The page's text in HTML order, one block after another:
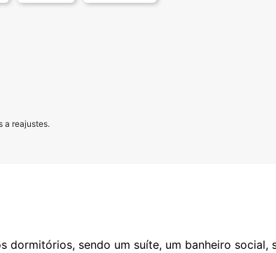
a reajustes.
sendo um suíte, um banheiro social,